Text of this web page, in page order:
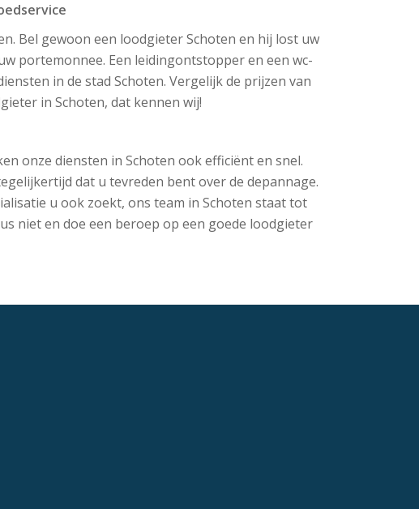
Bel gewoon een loodgieter Schoten en hij lost uw
portemonnee. Een leidingontstopper en een wc-
in de stad Schoten. Vergelijk de prijzen van
in Schoten, dat kennen wij!
onze diensten in Schoten ook efficiënt en snel.
dat u tevreden bent over de depannage.
u ook zoekt, ons team in Schoten staat tot
niet en doe een beroep op een goede loodgieter